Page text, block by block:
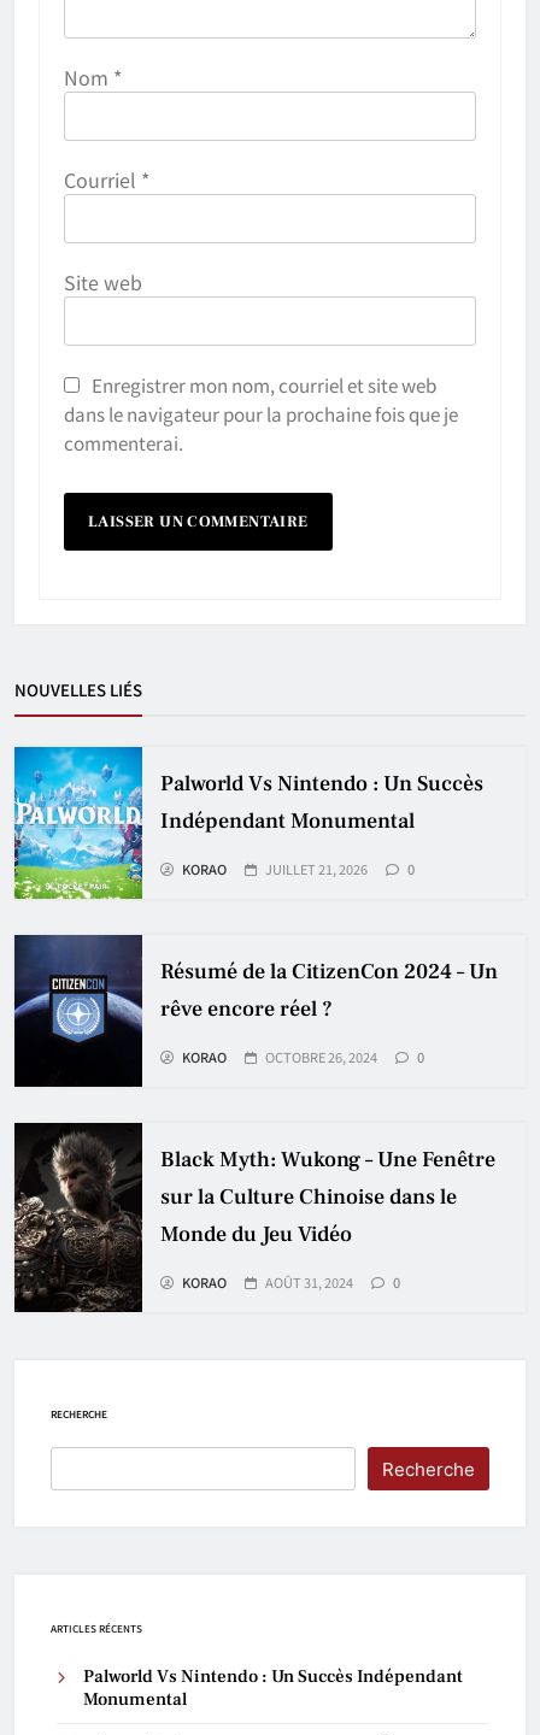
Nom *
Courriel *
Site web
Enregistrer mon nom, courriel et site web
dans le navigateur pour la prochaine fois que je
commenterai.
NOUVELLES LIÉS
Palworld Vs Nintendo : Un Succès
Indépendant Monumental
KORAO JUILLET 21, 2026 0
Résumé de la CitizenCon 2024 – Un
rêve encore réel ?
KORAO OCTOBRE 26, 2024 0
Black Myth: Wukong – Une Fenêtre
sur la Culture Chinoise dans le
Monde du Jeu Vidéo
KORAO AOÛT 31, 2024 0
RECHERCHE
Recherche
ARTICLES RÉCENTS
Palworld Vs Nintendo : Un Succès Indépendant
Monumental